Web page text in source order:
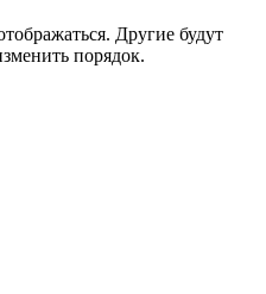
Другие будут
порядок.